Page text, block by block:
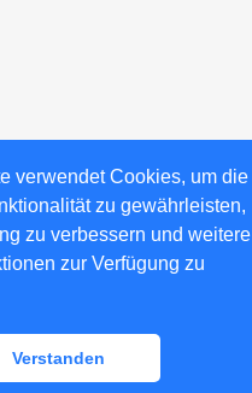
verwendet Cookies, um die
zu gewährleisten,
zu verbessern und weitere
zur Verfügung zu
Verstanden